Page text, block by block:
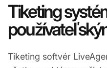
Tiketing
Tiketing softvér